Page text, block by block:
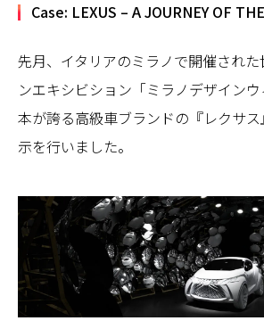
Case: LEXUS – A JOURNEY OF
先月、イタリアのミラノで開催され
ンエキシビション「ミラノデザイン
本が誇る高級車ブランドの『レクサ
示を行いました。